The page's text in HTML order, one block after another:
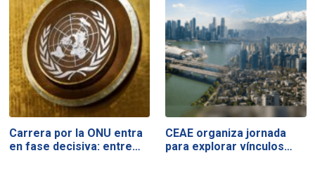
Carrera por la ONU entra
en fase decisiva: entre…
CEAE organiza jornada
para explorar vínculos…